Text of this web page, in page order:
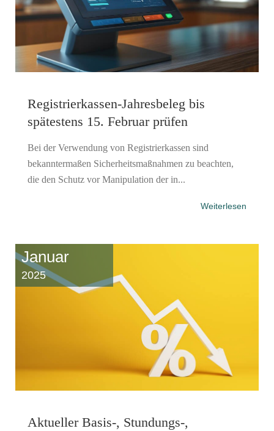
Registrierkassen-Jahresbeleg bis
spätestens 15. Februar prüfen
Bei der Verwendung von Registrierkassen sind
bekanntermaßen Sicherheitsmaßnahmen zu beachten,
die den Schutz vor Manipulation der in...
Weiterlesen
Januar
2025
Aktueller Basis-, Stundungs-,